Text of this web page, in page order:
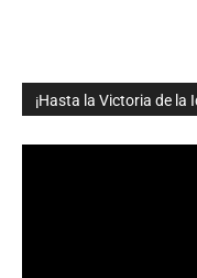
¡Hasta la Victoria de la